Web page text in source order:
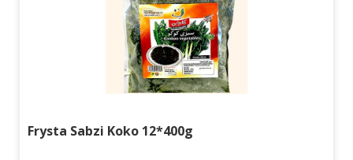
Frysta Sabzi Koko 12*400g